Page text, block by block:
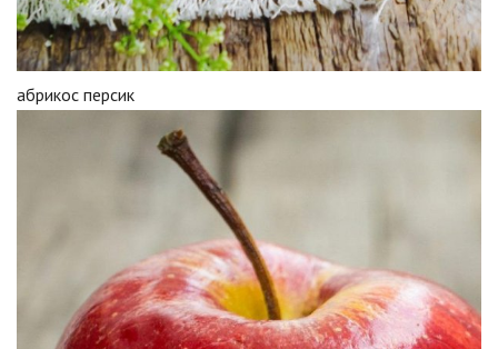
абрикос персик